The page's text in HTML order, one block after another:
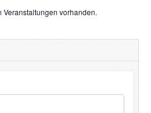
Veranstaltungen vorhanden.